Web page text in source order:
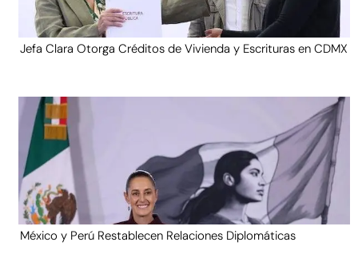
Jefa Clara Otorga Créditos de Vivienda y Escrituras en CDMX
México y Perú Restablecen Relaciones Diplomáticas